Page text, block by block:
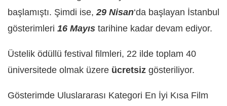
başlamıştı. Şimdi ise, 29 Nisan‘da başlayan İstanbul
gösterimleri 16 Mayıs tarihine kadar devam ediyor.
Üstelik ödüllü festival filmleri, 22 ilde toplam 40
üniversitede olmak üzere ücretsiz gösteriliyor.
Gösterimde Uluslararası Kategori En İyi Kısa Film